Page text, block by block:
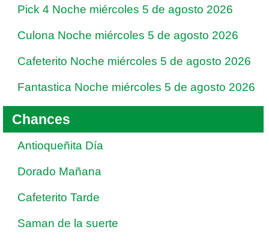
Pick 4 Noche miércoles 5 de agosto 2026
Culona Noche miércoles 5 de agosto 2026
Cafeterito Noche miércoles 5 de agosto 2026
Fantastica Noche miércoles 5 de agosto 2026
Chances
Antioqueñita Día
Dorado Mañana
Cafeterito Tarde
Saman de la suerte